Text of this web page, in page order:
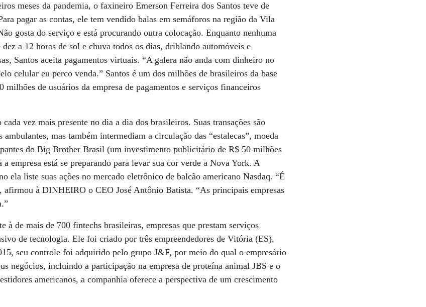
meses da pandemia, o faxineiro Emerson Ferreira dos Santos teve de
pagar as contas, ele tem vendido balas em semáforos na região da Vila
gosta do serviço e está procurando outra colocação. Enquanto nenhuma
a 12 horas de sol e chuva todos os dias, driblando automóveis e
Santos aceita pagamentos virtuais. “A galera não anda com dinheiro no
celular eu perco venda.” Santos é um dos milhões de brasileiros da base
milhões de usuários da empresa de pagamentos e serviços financeiros
vez mais presente no dia a dia dos brasileiros. Suas transações são
ambulantes, mas também intermediam a circulação das “estalecas”, moeda
do Big Brother Brasil (um investimento publicitário de R$ 50 milhões
empresa está se preparando para levar sua cor verde a Nova York. A
ela liste suas ações no mercado eletrônico de balcão americano Nasdaq. “É
afirmou à DINHEIRO o CEO José Antônio Batista. “As principais empresas
à de mais de 700 fintechs brasileiras, empresas que prestam serviços
de tecnologia. Ele foi criado por três empreendedores de Vitória (ES),
seu controle foi adquirido pelo grupo J&F, por meio do qual o empresário
negócios, incluindo a participação na empresa de proteína animal JBS e o
americanos, a companhia oferece a perspectiva de um crescimento